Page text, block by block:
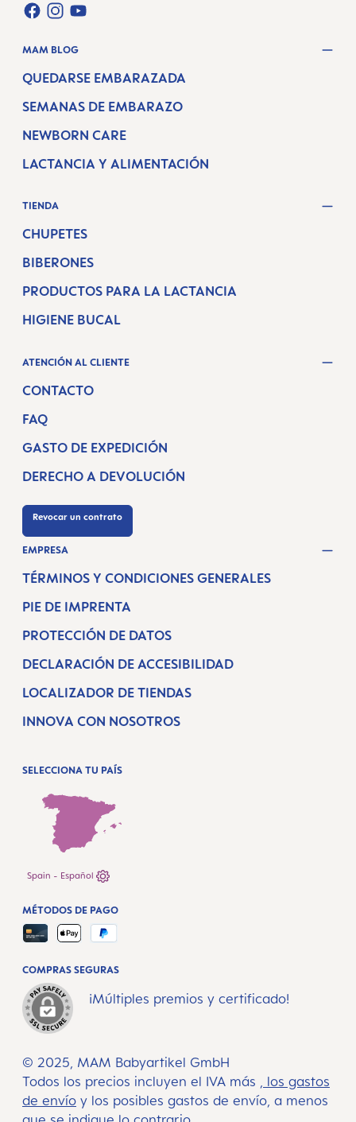
FACEBOOK
INSTAGRAM
YOUTUBE
MAM BLOG
QUEDARSE EMBARAZADA
SEMANAS DE EMBARAZO
NEWBORN CARE
LACTANCIA Y ALIMENTACIÓN
TIENDA
CHUPETES
BIBERONES
PRODUCTOS PARA LA LACTANCIA
HIGIENE BUCAL
ATENCIÓN AL CLIENTE
CONTACTO
FAQ
GASTO DE EXPEDICIÓN
DERECHO A DEVOLUCIÓN
Revocar un contrato
EMPRESA
TÉRMINOS Y CONDICIONES GENERALES
PIE DE IMPRENTA
PROTECCIÓN DE DATOS
DECLARACIÓN DE ACCESIBILIDAD
LOCALIZADOR DE TIENDAS
INNOVA CON NOSOTROS
SELECCIONA TU PAÍS
Spain - Español
© 2025, MAM Babyartikel GmbH
Todos los precios incluyen el IVA más , los gastos
de envío y los posibles gastos de envío, a menos
COMPRAS SEGURAS
¡Múltiples premios y certificado!
MÉTODOS DE PAGO